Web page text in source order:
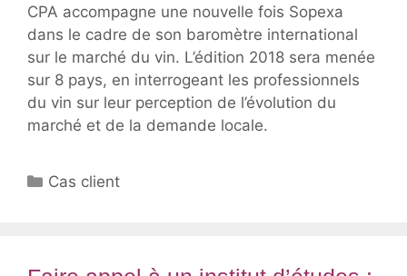
CPA accompagne une nouvelle fois Sopexa
dans le cadre de son baromètre international
sur le marché du vin. L’édition 2018 sera menée
sur 8 pays, en interrogeant les professionnels
du vin sur leur perception de l’évolution du
marché et de la demande locale.
Catégories
Cas client